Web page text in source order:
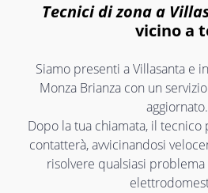
Tecnici di zona a
vicino a
Siamo presenti a Villasanta e
Monza Brianza con un
aggiornato.
Dopo la tua chiamata, il tecnico
contatterà, avvicinandosi
risolvere qualsiasi